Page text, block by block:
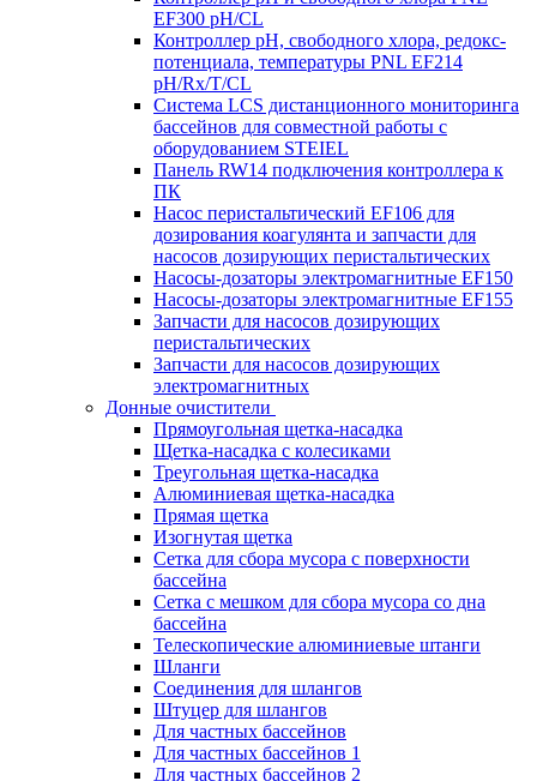
EF300 pH/CL
Контроллер рН, свободного хлора, редокс-
потенциала, температуры PNL EF214
pH/Rx/T/CL
Система LCS дистанционного мониторинга
бассейнов для совместной работы с
оборудованием STEIEL
Панель RW14 подключения контроллера к
ПК
Насос перистальтический EF106 для
дозирования коагулянта и запчасти для
насосов дозирующих перистальтических
Насосы-дозаторы электромагнитные EF150
Насосы-дозаторы электромагнитные EF155
Запчасти для насосов дозирующих
перистальтических
Запчасти для насосов дозирующих
электромагнитных
Донные очистители
Прямоугольная щетка-насадка
Щетка-насадка с колесиками
Треугольная щетка-насадка
Алюминиевая щетка-насадка
Прямая щетка
Изогнутая щетка
Сетка для сбора мусора с поверхности
бассейна
Сетка с мешком для сбора мусора со дна
бассейна
Телескопические алюминиевые штанги
Шланги
Соединения для шлангов
Штуцер для шлангов
Для частных бассейнов
Для частных бассейнов 1
Для частных бассейнов 2